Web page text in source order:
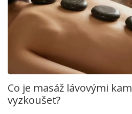
Co je masáž lávovými
vyzkoušet?